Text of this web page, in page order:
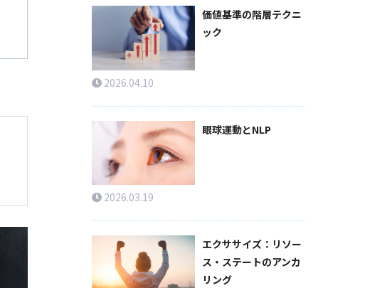
価値基準の階層テクニ
ック
2026.04.10
眼球運動とNLP
2026.03.19
エクササイズ：リソー
ス・ステートのアンカ
リング